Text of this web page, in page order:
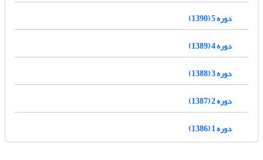
دوره 5 (1390)
دوره 4 (1389)
دوره 3 (1388)
دوره 2 (1387)
دوره 1 (1386)